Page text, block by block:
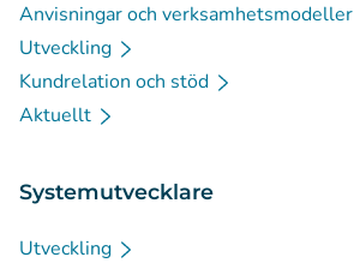
Anvisningar och verksamhetsmodeller
Utveckling
Kundrelation och stöd
Aktuellt
Systemutvecklare
Utveckling